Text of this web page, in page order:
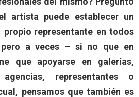
artista puede establecer un
propio representante en todos
pero a veces – si no que en
que apoyarse en galerías,
agencias, representantes o
pensamos que también es